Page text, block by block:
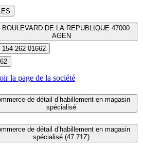
BOULEVARD DE LA REPUBLIQUE 47000
AGEN
154 262 01662
la page de la société
de détail d’habillement en magasin
spécialisé
de détail d’habillement en magasin
spécialisé (47.71Z)